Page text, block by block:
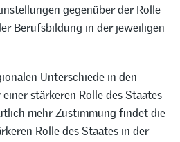
gegenüber der Rolle
Berufsbildung in der jeweiligen
Unterschiede in den
stärkeren Rolle des Staates
mehr Zustimmung findet die
Rolle des Staates in der